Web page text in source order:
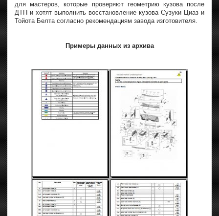
для мастеров, которые проверяют геометрию кузова после
ДТП и хотят выполнить восстановление кузова Сузуки Циаз и
Тойота Белта согласно рекомендациям завода изготовителя.
Примеры данных из архива